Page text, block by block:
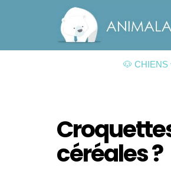
🐶 CHIENS
céréales ?